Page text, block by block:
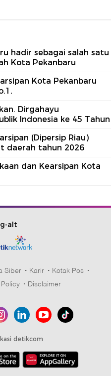
hadir sebagai salah satu
Kota Pekanbaru
Kota Pekanbaru
Dirgahayu
Indonesia ke 45 Tahun
(Dipersip Riau)
daerah tahun 2026
dan Kearsipan Kota
Siber Karir
Kotak Pos
Disclaimer
detikcom